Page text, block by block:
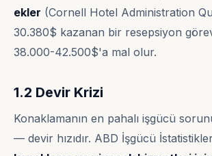
ekler (Cornell Hotel Administration
30.380$ kazanan bir resepsiyon
38.000-42.500$'a mal olur.
1.2 Devir Krizi
Konaklamanın en pahalı işgücü
— devir hızıdır. ABD İşgücü